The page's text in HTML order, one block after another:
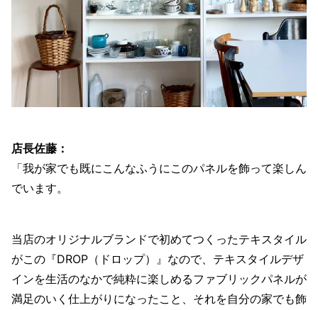
店長佐藤：
「我が家でも既にこんなふうにこのパネルを飾って楽しん
でいます。
当店のオリジナルブランドで初めてつくったテキスタイル
がこの『DROP（ドロップ）』なので、テキスタイルデザ
インを生活のなかで純粋に楽しめるファブリックパネルが
満足のいく仕上がりになったこと、それを自分の家でも飾